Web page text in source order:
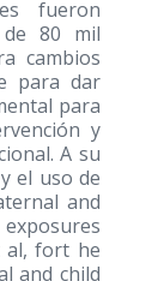
fueron
de 80 mil
cambios
para dar
para
y
A su
el uso de
and
al, fort he
and child